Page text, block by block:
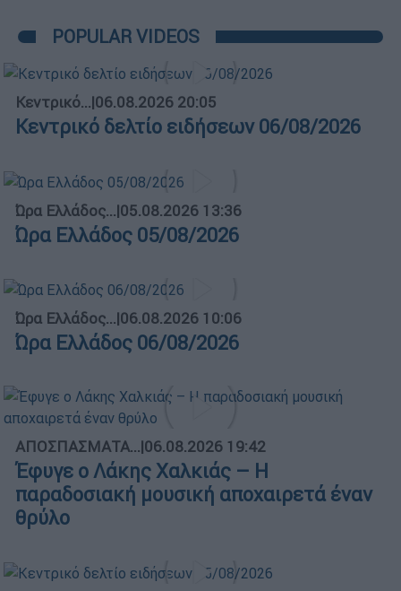
POPULAR VIDEOS
Κεντρικό...|06.08.2026 20:05
Κεντρικό δελτίο ειδήσεων 06/08/2026
Ώρα Ελλάδος...|05.08.2026 13:36
Ώρα Ελλάδος 05/08/2026
Ώρα Ελλάδος...|06.08.2026 10:06
Ώρα Ελλάδος 06/08/2026
ΑΠΟΣΠΑΣΜΑΤΑ...|06.08.2026 19:42
Έφυγε ο Λάκης Χαλκιάς – Η
παραδοσιακή μουσική αποχαιρετά έναν
θρύλο